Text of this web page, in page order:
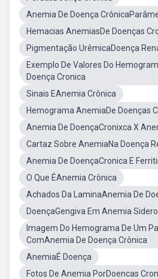
Anemia De Doença
Hemacias AnemiasDe Doenças
Pigmentação UrêmicaDoença
Exemplo De Valores Do
Doença Cronica
Sinais EAnemia Crônica
Hemograma AnemiaDe Doenças
Anemia De DoençaCronixca X
Cartaz Sobre AnemiaNa Doença
Anemia De DoençaCronica E
O Que ÉAnemia Crônica
Achados Da LaminaAnemia De
DoençaGengiva Em Anemia
Imagem Do Hemograma De Um
ComAnemia De Doença Crônica
AnemiaÉ Doença
Fotos De Anemia PorDoencas